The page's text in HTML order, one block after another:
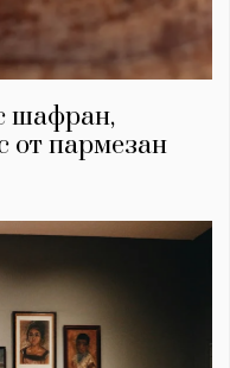
шафран,
от пармезан